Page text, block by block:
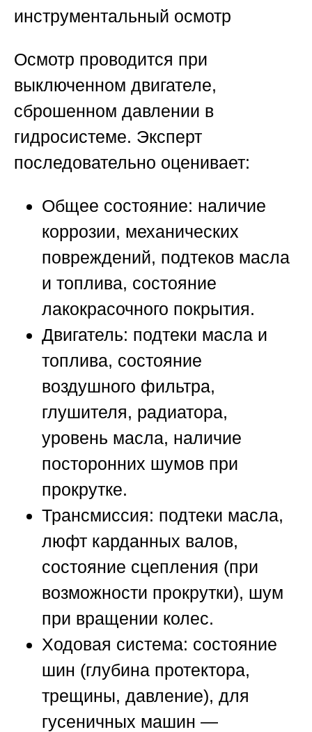
инструментальный осмотр
Осмотр проводится при
выключенном двигателе,
сброшенном давлении в
гидросистеме. Эксперт
последовательно оценивает:
Общее состояние: наличие
коррозии, механических
повреждений, подтеков масла
и топлива, состояние
лакокрасочного покрытия.
Двигатель: подтеки масла и
топлива, состояние
воздушного фильтра,
глушителя, радиатора,
уровень масла, наличие
посторонних шумов при
прокрутке.
Трансмиссия: подтеки масла,
люфт карданных валов,
состояние сцепления (при
возможности прокрутки), шум
при вращении колес.
Ходовая система: состояние
шин (глубина протектора,
трещины, давление), для
гусеничных машин —